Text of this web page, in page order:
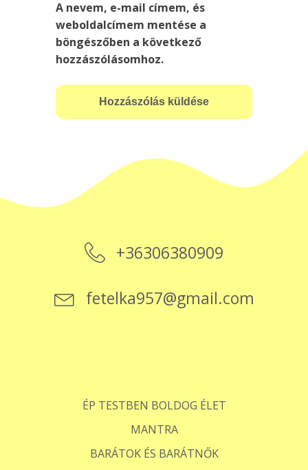
A nevem, e-mail címem, és
weboldalcímem mentése a
böngészőben a következő
hozzászólásomhoz.
+36306380909
fetelka957@gmail.com
ÉP TESTBEN BOLDOG ÉLET
MANTRA
BARÁTOK ÉS BARÁTNŐK